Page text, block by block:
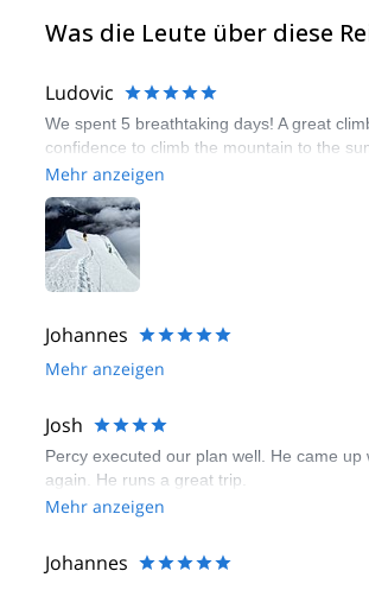
Was die Leute über diese
Ludovic
We spent 5 breathtaking days! A great
confidence to climb the mountain to the
Mehr anzeigen
Johannes
Mehr anzeigen
Josh
Percy executed our plan well. He came
again. He runs a great trip.
Mehr anzeigen
Johannes